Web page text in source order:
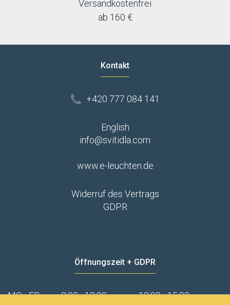
Versandkostenfrei
ab 160 €
Kontakt
+420 777 084 141
English
info@svitidla.com
www.e-leuchten.de
Widerruf des Vertrags
GDPR
Öffnungszeit + GDPR
MO - FR 8:00 - 12:00
13:00 - 15:00